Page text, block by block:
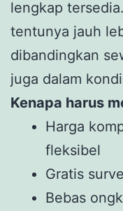
lengkap
tentunya jauh
dibandingkan
juga dalam
Kenapa harus
Harga
fleksibel
Gratis
Bebas